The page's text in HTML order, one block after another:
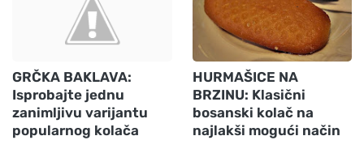
GRČKA BAKLAVA:
Isprobajte jednu
zanimljivu varijantu
popularnog kolača
HURMAŠICE NA
BRZINU: Klasični
bosanski kolač na
najlakši mogući način